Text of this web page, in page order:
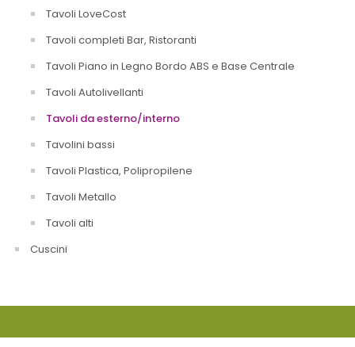
Tavoli LoveCost
Tavoli completi Bar, Ristoranti
Tavoli Piano in Legno Bordo ABS e Base Centrale
Tavoli Autolivellanti
Tavoli da esterno/interno
Tavolini bassi
Tavoli Plastica, Polipropilene
Tavoli Metallo
Tavoli alti
Cuscini